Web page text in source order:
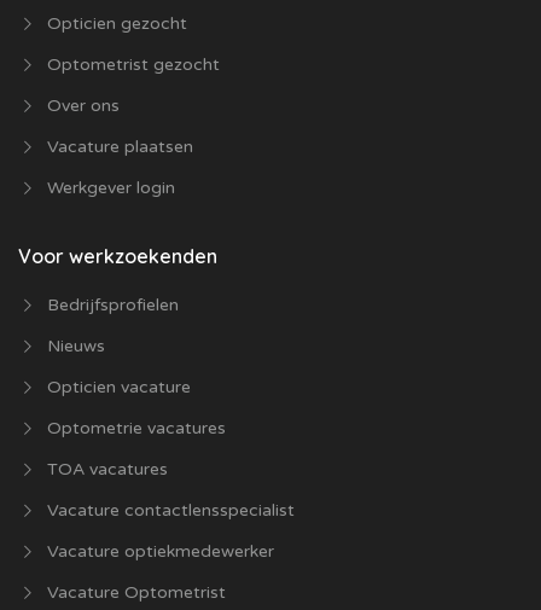
Opticien gezocht
Optometrist gezocht
Over ons
Vacature plaatsen
Werkgever login
Voor werkzoekenden
Bedrijfsprofielen
Nieuws
Opticien vacature
Optometrie vacatures
TOA vacatures
Vacature contactlensspecialist
Vacature optiekmedewerker
Vacature Optometrist